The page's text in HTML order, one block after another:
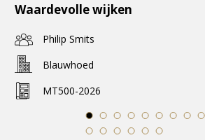
Waardevolle wijken
Philip Smits
Blauwhoed
MT500-2026
1
2 3 4 5 6 7 8 9
11 12 13 14 15 16